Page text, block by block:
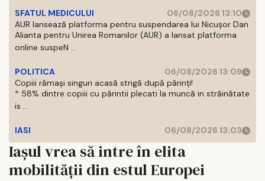
SFATUL MEDICULUI
06/08/2026 13:10
AUR lansează platforma pentru suspendarea lui Nicușor Dan
Alianta pentru Unirea Romanilor (AUR) a lansat platforma
online suspeN ...
POLITICA
06/08/2026 13:09
Copiii rămași singuri acasă strigă după părinți!
* 58% dintre copiii cu părintii plecati la muncă in străinătate
is ...
IASI 06/08/2026 13:03
Iașul vrea să intre în elita
mobilității din estul Europei